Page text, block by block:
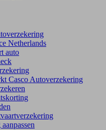
Netherlands
auto
Casco Autoverzekering